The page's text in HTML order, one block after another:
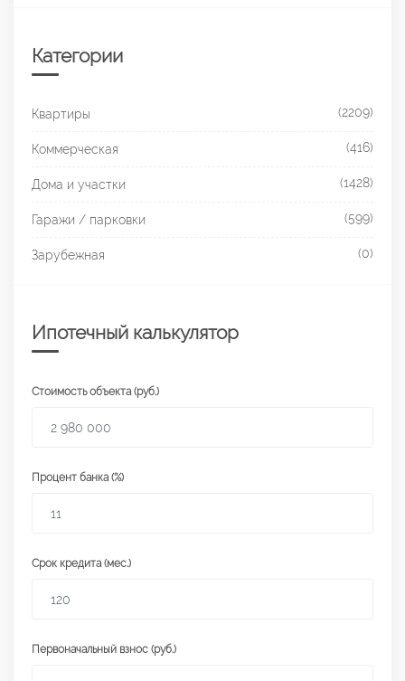
Категории
Квартиры (2209)
Коммерческая (416)
Дома и участки (1428)
Гаражи / парковки (599)
Зарубежная (0)
Ипотечный калькулятор
Стоимость объекта (руб.)
Процент банка (%)
Срок кредита (мес.)
Первоначальный взнос (руб.)